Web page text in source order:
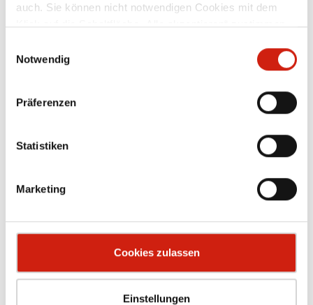
auch. Sie können nicht notwendigen Cookies mit dem
Klick auf die Schaltfläche „Alle akzeptieren“ zustimmen
alle Cookies auswählen.
Notwendig
Präferenzen
Statistiken
Marketing
Cookies zulassen
Einstellungen
mit einem Anschluss-Durchmesser von